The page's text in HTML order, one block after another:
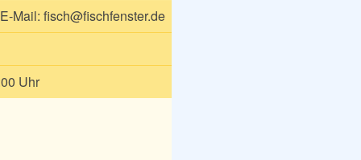
E-Mail: fisch@fischfenster.de
Uhr